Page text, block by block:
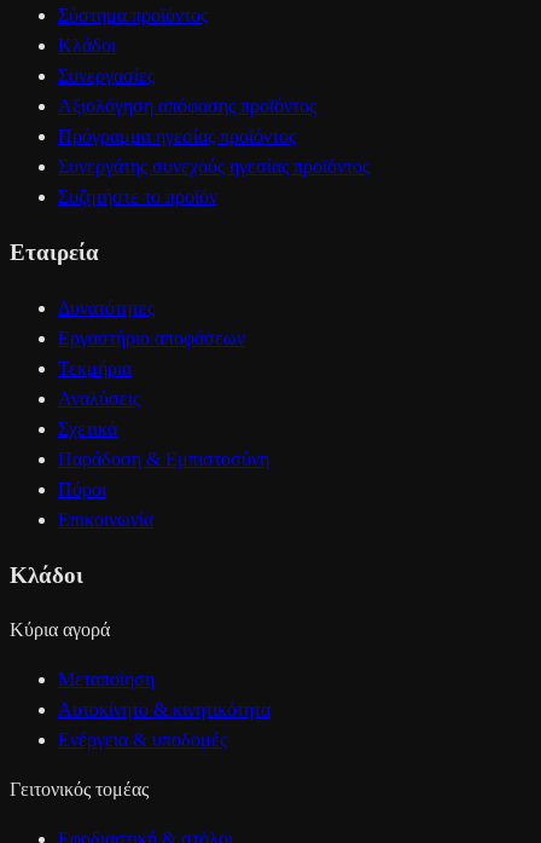
Σύστημα προϊόντος
Κλάδοι
Συνεργασίες
Αξιολόγηση απόφασης προϊόντος
Πρόγραμμα ηγεσίας προϊόντος
Συνεργάτης συνεχούς ηγεσίας προϊόντος
Συζητήστε το προϊόν
Εταιρεία
Δυνατότητες
Εργαστήριο αποφάσεων
Τεκμήρια
Αναλύσεις
Σχετικά
Παράδοση & Εμπιστοσύνη
Πόροι
Επικοινωνία
Κλάδοι
Κύρια αγορά
Μεταποίηση
Αυτοκίνητο & κινητικότητα
Ενέργεια & υποδομές
Γειτονικός τομέας